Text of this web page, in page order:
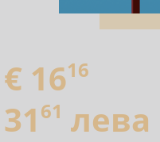
€ 1616
31 61 лева